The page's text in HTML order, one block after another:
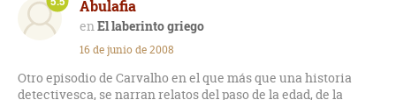
está maquillando para quedar bien ante el mundo, pero que
en sus callejones oscuros sigue escondiendo las mismas
pasiones destructivas y desigualdades de siempre.
Lo mejor del libro es cómo usa la idea del "laberinto" para
hablar del lío mental de una sociedad que, por querer ser
Abulafia
El laberinto griego
16 de junio de 2008
Otro episodio de Carvalho en el que más que una historia
detectivesca, se narran relatos del paso de la edad, de la